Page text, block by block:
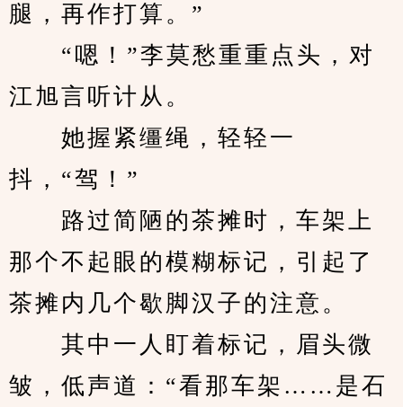
腿，再作打算。”
“嗯！”李莫愁重重点头，对
江旭言听计从。
她握紧缰绳，轻轻一
抖，“驾！”
路过简陋的茶摊时，车架上
那个不起眼的模糊标记，引起了
茶摊内几个歇脚汉子的注意。
其中一人盯着标记，眉头微
皱，低声道：“看那车架……是石